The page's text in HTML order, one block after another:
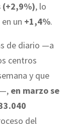
(+2,9%), lo
un +1,4%.
de diario —a
centros
y que
en marzo se
del